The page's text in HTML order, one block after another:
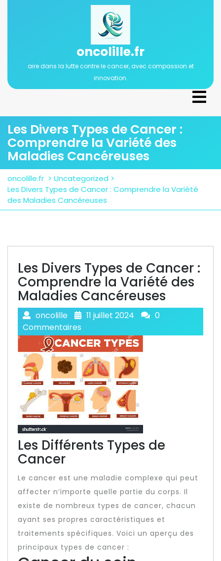
oncolille.fr
aire dans la lutte contre le cancer, avec compassion et
innovation.
Les Divers Types de Cancer :
Comprendre la Variété des
Maladies Cancéreuses
oncolille.fr > Uncategorized >
Les Divers Types de Cancer : Comprendre la Variété
des Maladies Cancéreuses
Les Divers Types de Cancer :
Comprendre la Variété des
Maladies Cancéreuses
oncolille 11 juillet 2024
0
Commentaires
Les Différents Types de
Cancer
Le cancer est une maladie complexe qui peut
affecter n’importe quelle partie du corps. Il
existe de nombreux types de cancer, chacun
ayant ses propres caractéristiques et
traitements spécifiques. Voici un aperçu des
principaux types de cancer :